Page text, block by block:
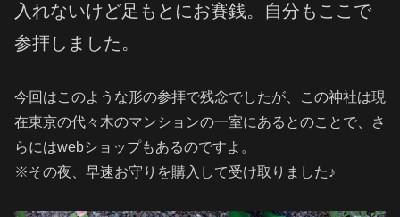
入れないけど足もとにお賽銭。自分もここで
参拝しました。
今回はこのような形の参拝で残念でしたが、この神社は現
在東京の代々木のマンションの一室にあるとのことで、さ
らにはwebショップもあるのですよ。
※その夜、早速お守りを購入して受け取りました♪